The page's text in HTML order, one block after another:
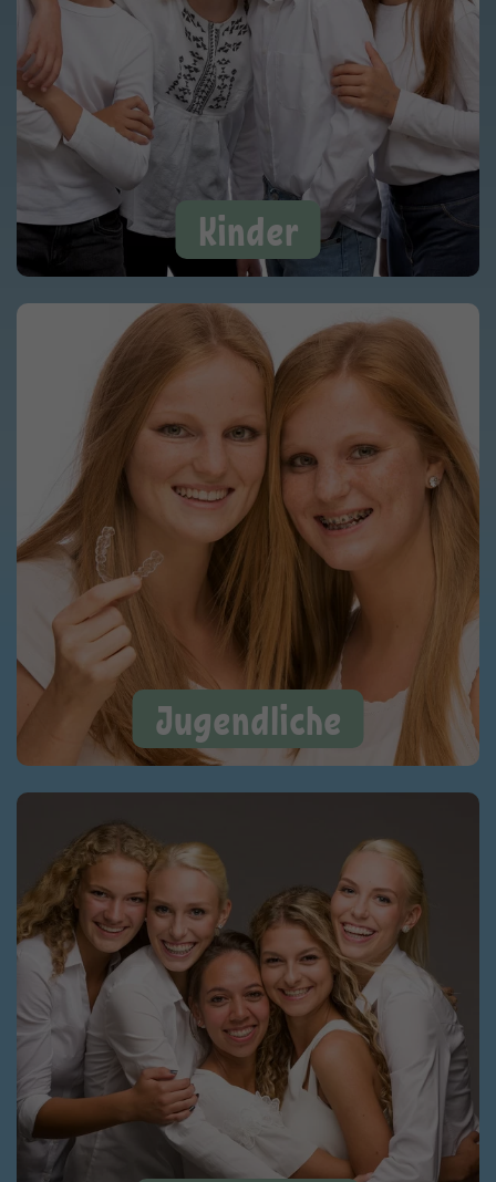
Kinder
Jugendliche